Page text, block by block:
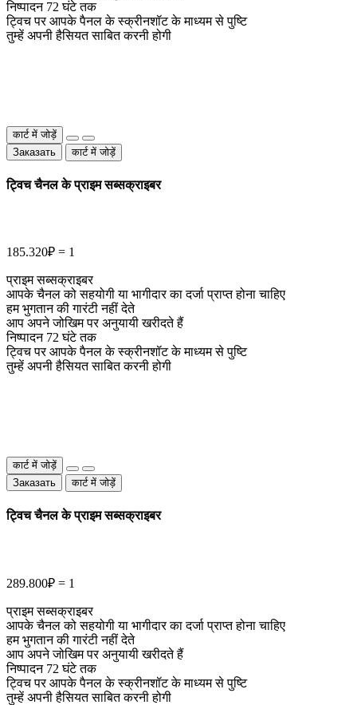
निष्पादन 72 घंटे तक
ट्विच पर आपके पैनल के स्क्रीनशॉट के माध्यम से पुष्टि
तुम्हें अपनी हैसियत साबित करनी होगी
कार्ट में जोड़ें
Заказать
कार्ट में जोड़ें
ट्विच चैनल के प्राइम सब्सक्राइबर
185.320₽ = 1
प्राइम सब्सक्राइबर
आपके चैनल को सहयोगी या भागीदार का दर्जा प्राप्त होना चाहिए
हम भुगतान की गारंटी नहीं देते
आप अपने जोखिम पर अनुयायी खरीदते हैं
निष्पादन 72 घंटे तक
ट्विच पर आपके पैनल के स्क्रीनशॉट के माध्यम से पुष्टि
तुम्हें अपनी हैसियत साबित करनी होगी
कार्ट में जोड़ें
Заказать
कार्ट में जोड़ें
ट्विच चैनल के प्राइम सब्सक्राइबर
289.800₽ = 1
प्राइम सब्सक्राइबर
आपके चैनल को सहयोगी या भागीदार का दर्जा प्राप्त होना चाहिए
हम भुगतान की गारंटी नहीं देते
आप अपने जोखिम पर अनुयायी खरीदते हैं
निष्पादन 72 घंटे तक
ट्विच पर आपके पैनल के स्क्रीनशॉट के माध्यम से पुष्टि
तुम्हें अपनी हैसियत साबित करनी होगी